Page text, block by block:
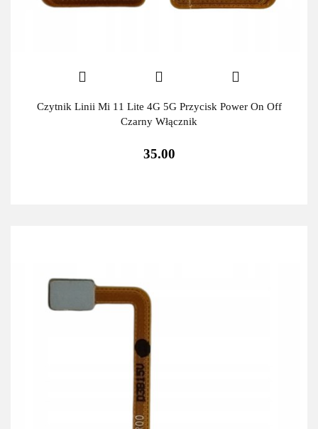
Czytnik Linii Mi 11 Lite 4G 5G Przycisk Power On Off
Czarny Włącznik
35.00